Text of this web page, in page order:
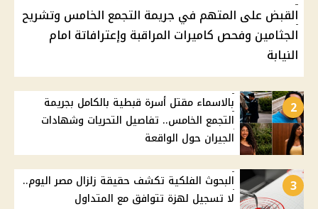
القبض على المتهم في جريمة التجمع الخامس وتشريح
الجثامين وفحص كاميرات المراقبة وإعترافاتة امام
النيابة
2
بالاسماء مقتل أسرة قبطية بالكامل بجريمة
التجمع الخامس.. تفاصيل التحريات وشهادات
الجيران حول الواقعة
3
البحوث الفلكية تكشف حقيقة زلزال مصر اليوم..
لا تسجيل لهزة تتوافق مع المتداول